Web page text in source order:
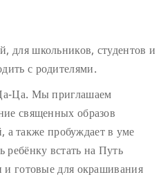
школьников, студентов и
с родителями.
Ца. Мы приглашаем
священных образов
а также пробуждает в уме
встать на Путь
готовые для окрашивания